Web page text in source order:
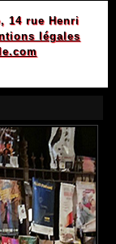
14 rue Henri
légales